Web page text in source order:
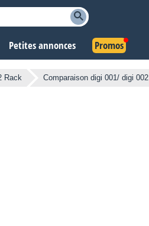
Petites annonces Promos
Rack Comparaison digi 001/ digi